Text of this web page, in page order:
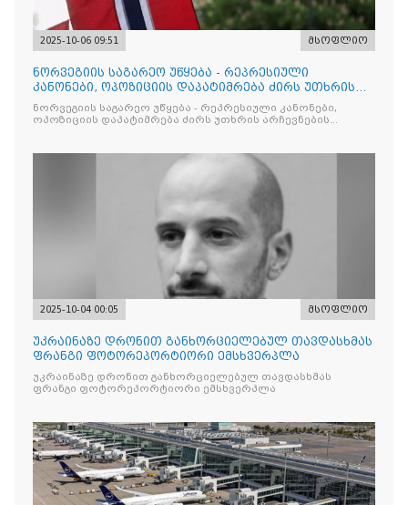
2025-10-06 09:51 მსოფლიო
ნორვეგიის საგარეო უწყება - რეპრესიული
კანონები, ოპოზიციის დაპატიმრება ძირს უთხრის
არჩევნების ნდობას
ნორვეგიის საგარეო უწყება - რეპრესიული კანონები,
ოპოზიციის დაპატიმრება ძირს უთხრის არჩევნების
2025-10-04 00:05 მსოფლიო
უკრაინაზე დრონით განხორციელებულ თავდასხმას
ფრანგი ფოტორეპორტიორი ემსხვერპლა
უკრაინაზე დრონით განხორციელებულ თავდასხმას
ფრანგი ფოტორეპორტიორი ემსხვერპლა